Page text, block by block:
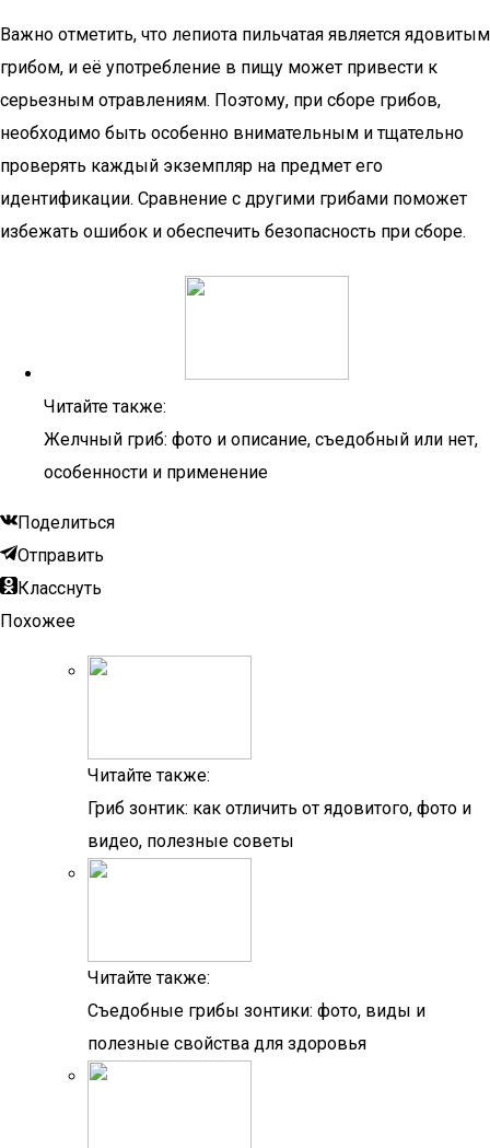
Важно отметить, что лепиота пильчатая является ядовитым
грибом, и её употребление в пищу может привести к
серьезным отравлениям. Поэтому, при сборе грибов,
необходимо быть особенно внимательным и тщательно
проверять каждый экземпляр на предмет его
идентификации. Сравнение с другими грибами поможет
избежать ошибок и обеспечить безопасность при сборе.
Читайте также:
Желчный гриб: фото и описание, съедобный или нет,
особенности и применение
Поделиться
Отправить
Класснуть
Похожее
Читайте также:
Гриб зонтик: как отличить от ядовитого, фото и
видео, полезные советы
Читайте также:
Съедобные грибы зонтики: фото, виды и
полезные свойства для здоровья